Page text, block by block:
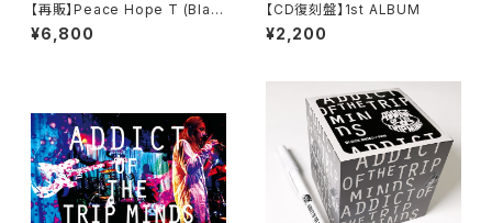
【再販】Peace Hope T (Blac
k)
¥6,800
【CD復刻盤】1st ALBUM
¥2,200